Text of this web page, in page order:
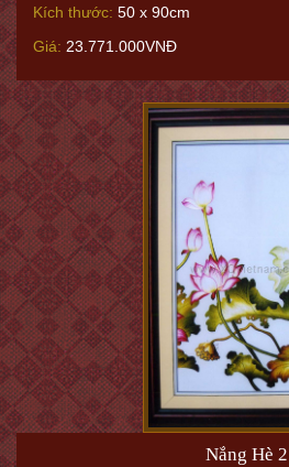
Kích thước: 50 x 90cm
Giá: 23.771.000VNĐ
Nắng Hè 2